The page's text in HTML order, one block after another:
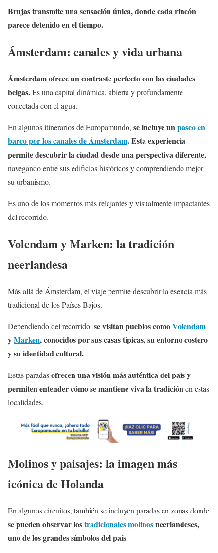
Brujas transmite una sensación única, donde cada rincón
parece detenido en el tiempo.
Ámsterdam: canales y vida urbana
Ámsterdam ofrece un contraste perfecto con las ciudades
belgas.Es una capital dinámica, abierta y profundamente
conectada con el agua.
En algunos itinerarios de Europamundo, se incluye unpaseo en
barco por los canales de Ámsterdam. Esta experiencia
permite descubrir la ciudad desde una perspectiva diferente,
navegando entre sus edificios históricos y comprendiendo mejor
su urbanismo.
Es uno de los momentos más relajantes y visualmente impactantes
del recorrido.
Volendam y Marken: la tradición
neerlandesa
Más allá de Ámsterdam, el viaje permite descubrir la esencia más
tradicional de los Países Bajos.
Dependiendo del recorrido, se visitan pueblos comoVolendam
yMarken, conocidos por sus casas típicas, su entorno costero
y su identidad cultural.
Estas paradasofrecen una visión más auténtica del país y
permiten entender cómo se mantiene viva la tradiciónen estas
localidades.
Molinos y paisajes: la imagen más
icónica de Holanda
En algunos circuitos, también se incluyen paradas en zonas donde
se pueden observar lostradicionales molinosneerlandeses,
uno de los grandes símbolos del país.